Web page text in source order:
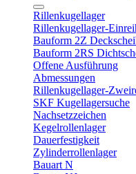
Rillenkugellager
Rillenkugellager-
Bauform 2Z
Bauform 2RS
Offene Ausführung
Abmessungen
Rillenkugellager-
SKF Kugellagersuche
Nachsetzzeichen
Kegelrollenlager
Dauerfestigkeit
Zylinderrollenlager
Bauart N